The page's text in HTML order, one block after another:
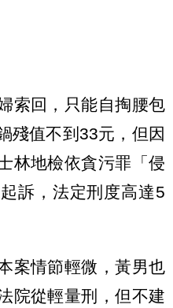
索回，只能自掏腰包
殘值不到33元，但因
林地檢依貪污罪「侵
訴，法定刑度高達5
案情節輕微，黃男也
院從輕量刑，但不建